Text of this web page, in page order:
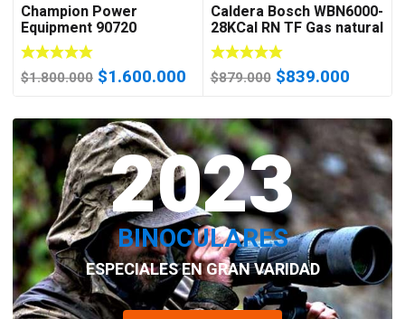
Champion Power
Equipment 90720
cortadora de troncos
portátil y compacto de 7
ton
$1.800.000 El
original
era:
$1.800.000.
$1.600.000
actual
es:
$1.600.000.
Caldera Bosch WBN6000-
28KCal RN TF Gas natural
(Cámara Estanca)
$879.000 El
original
era:
$879.000.
$839.000El
actual
es:
2023
BINOCULARES
ESPECIALES EN GRAN VARIDAD